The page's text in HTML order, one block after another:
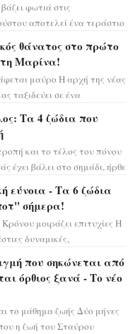
φωτιά στις
αποτελεί ένα τεράστιο
θάνατος στο πρώτο
τη Μαρίνα!
μαύρο Η αρχή της νέας
ταξιδεύει σε ένα
Τα 4 ζώδια που
και το τέλος του πόνου
έχει βάλει στο σημάδι, ήρθε
εύνοια - Τα 6 ζώδια
σήμερα!
μοιράζει επιτυχίες Η
δυναμικές,
που σηκώνεται από
όρθιος ξανά - Το νέο
το μάθημα ζωής Δύο μήνες
η ζωή του Σταύρου